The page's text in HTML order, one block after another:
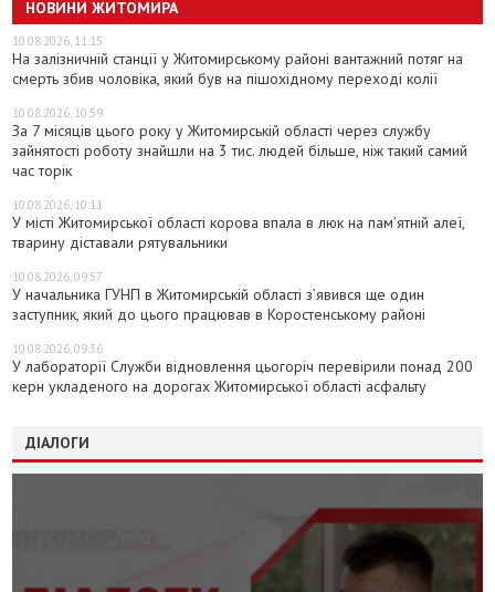
НОВИНИ ЖИТОМИРА
10.08.2026, 11:15
На залізничній станції у Житомирському районі вантажний потяг на
смерть збив чоловіка, який був на пішохідному переході колії
10.08.2026, 10:59
За 7 місяців цього року у Житомирській області через службу
зайнятості роботу знайшли на 3 тис. людей більше, ніж такий самий
час торік
10.08.2026, 10:11
У місті Житомирської області корова впала в люк на пам’ятній алеї,
тварину діставали рятувальники
10.08.2026, 09:57
У начальника ГУНП в Житомирській області з’явився ще один
заступник, який до цього працював в Коростенському районі
10.08.2026, 09:36
У лабораторії Служби відновлення цьогоріч перевірили понад 200
керн укладеного на дорогах Житомирської області асфальту
ДІАЛОГИ